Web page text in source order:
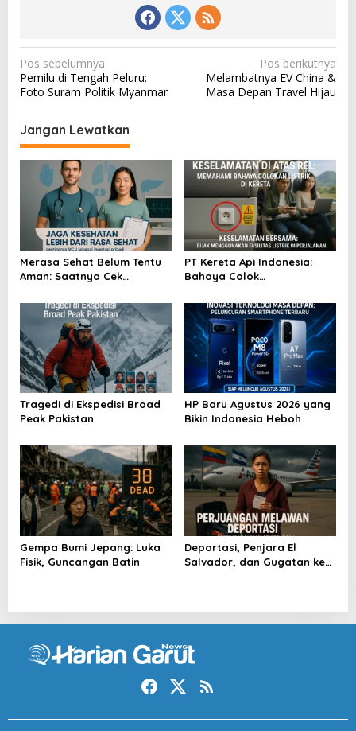
N
a
i
g
o
s
Pos sebelumnya
Pemilu di Tengah Peluru:
Foto Suram Politik Myanmar
Pos berikutnya
Melambatnya EV China &
Masa Depan Travel Hijau
Jangan Lewatkan
Merasa Sehat Belum Tentu
Aman: Saatnya Cek
PT Kereta Api Indonesia:
Bahaya Colok
Tragedi di Ekspedisi Broad
Peak Pakistan
HP Baru Agustus 2026 yang
Bikin Indonesia Heboh
Gempa Bumi Jepang: Luka
Fisik, Guncangan Batin
Deportasi, Penjara El
Salvador, dan Gugatan ke